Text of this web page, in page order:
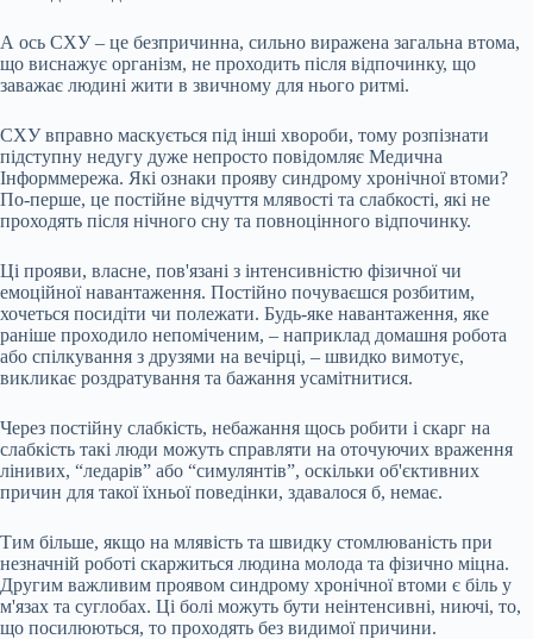
А ось СХУ – це безпричинна, сильно виражена загальна втома,
що виснажує організм, не проходить після відпочинку, що
заважає людині жити в звичному для нього ритмі.
СХУ вправно маскується під інші хвороби, тому розпізнати
підступну недугу дуже непросто повідомляє Медична
Інформмережа. Які ознаки прояву синдрому хронічної втоми?
По-перше, це постійне відчуття млявості та слабкості, які не
проходять після нічного сну та повноцінного відпочинку.
Ці прояви, власне, пов'язані з інтенсивністю фізичної чи
емоційної навантаження. Постійно почуваєшся розбитим,
хочеться посидіти чи полежати. Будь-яке навантаження, яке
раніше проходило непоміченим, – наприклад домашня робота
або спілкування з друзями на вечірці, – швидко вимотує,
викликає роздратування та бажання усамітнитися.
Через постійну слабкість, небажання щось робити і скарг на
слабкість такі люди можуть справляти на оточуючих враження
лінивих, “ледарів” або “симулянтів”, оскільки об'єктивних
причин для такої їхньої поведінки, здавалося б, немає.
Тим більше, якщо на млявість та швидку стомлюваність при
незначній роботі скаржиться людина молода та фізично міцна.
Другим важливим проявом синдрому хронічної втоми є біль у
м'язах та суглобах. Ці болі можуть бути неінтенсивні, ниючі, то,
що посилюються, то проходять без видимої причини.